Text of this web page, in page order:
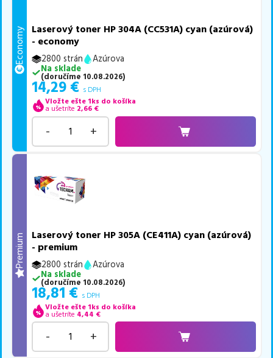
Economy
Laserový toner HP 304A (CC531A) cyan (azúrová)
- economy
2800 strán
Azúrova
Na sklade
(doručíme 10.08.2026)
14,29 € s DPH
Vložte ešte 1ks do košíka
a ušetríte 2,66 €
- +
Premium
Laserový toner HP 305A (CE411A) cyan (azúrová)
- premium
2800 strán
Azúrova
Na sklade
(doručíme 10.08.2026)
18,81 € s DPH
Vložte ešte 1ks do košíka
a ušetríte 4,44 €
- +